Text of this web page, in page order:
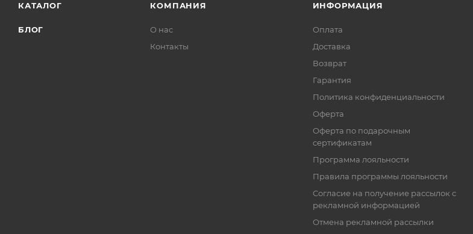
КАТАЛОГ
БЛОГ
КОМПАНИЯ
О нас
Контакты
ИНФОРМАЦИЯ
Оплата
Доставка
Возврат
Гарантия
Политика конфиденциальности
Оферта
Оферта по подарочным
сертификатам
Программа лояльности
Правила программы лояльности
Согласие на получение рассылок с
рекламной информацией
Отмена рекламной рассылки